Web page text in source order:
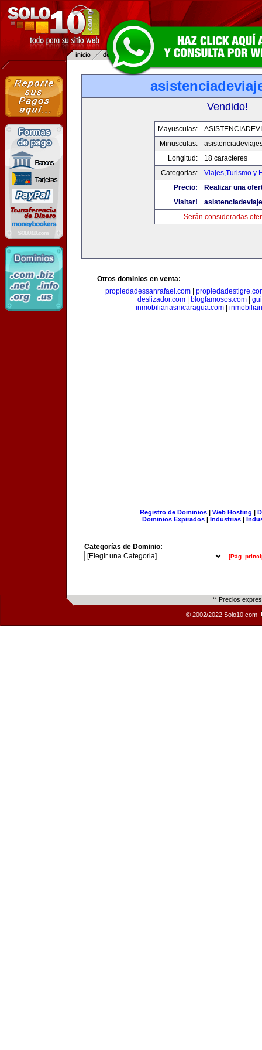
Vendido!
Mayusculas:
Minusculas:
Longitud:
18 caracteres
Categorias:
Viajes,Turismo y
Precio:
Realizar una
Visitar!
Serán consideradas
Otros dominios en venta:
propiedadessanrafael.com
deslizador.com| blogfamosos.com|
inmobiliariasnicaragua.com
Registro de Dominios| Web Hosting |
Dominios Expirados | Industrias |
Categorías de Dominio:
[Pág.
** Precios
© 2002/2022 Solo10.com